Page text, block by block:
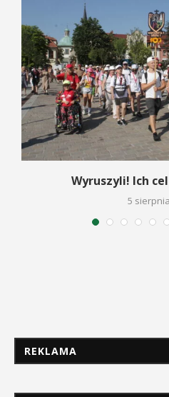
Wyruszyli! Ich
5
REKLAMA